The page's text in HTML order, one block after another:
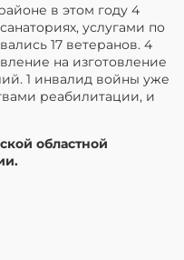
в этом году 4
услугами по
17 ветеранов. 4
на изготовление
1 инвалид войны уже
реабилитации, и
областной